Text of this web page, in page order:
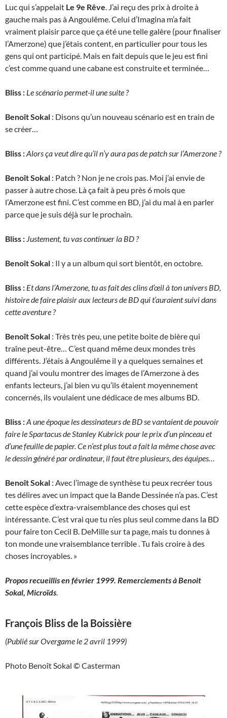
Luc qui s’appelait Le 9e Rêve. J’ai reçu des prix à droite à
gauche mais pas à Angoulême. Celui d’Imagina m’a fait
vraiment plaisir parce que ça été une telle galère (pour finaliser
l’Amerzone) que j’étais content, en particulier pour tous les
gens qui ont participé. Mais en fait depuis que le jeu est fini
c’est comme quand une cabane est construite et terminée…
Bliss : Le scénario permet-il une suite ?
Benoît Sokal : Disons qu’un nouveau scénario est en train de
se créer…
Bliss :Alors ça veut dire qu’il n’y aura pas de patch sur l’Amerzone ?
Benoît Sokal : Patch ? Non je ne crois pas. Moi j’ai envie de
passer à autre chose. Là ça fait à peu près 6 mois que
l’Amerzone est fini. C’est comme en BD, j’ai du mal à en parler
parce que je suis déjà sur le prochain.
Bliss : Justement, tu vas continuer la BD ?
Benoît Sokal : Il y a un album qui sort bientôt, en octobre.
Bliss : Et dans l’Amerzone, tu as fait des clins d’œil à ton univers BD,
histoire de faire plaisir aux lecteurs de BD qui t’auraient suivi dans
cette aventure ?
Benoît Sokal : Très très peu, une petite boite de bière qui
traîne peut-être… C’est quand même deux mondes très
différents. J’étais à Angoulême il y a quelques semaines et
quand j’ai voulu montrer des images de l’Amerzone à des
enfants lecteurs, j’ai bien vu qu’ils étaient moyennement
concernés, ils voulaient une dédicace de mes albums BD.
Bliss :A une époque les dessinateurs de BD se vantaient de pouvoir
faire le Spartacus de Stanley Kubrick pour le prix d’un pinceau et
d’une feuille de papier. Ce n’est plus tout a fait la même chose avec
le dessin généré par ordinateur, il faut être plusieurs, des équipes…
Benoît Sokal : Avec l’image de synthèse tu peux recréer tous
tes délires avec un impact que la Bande Dessinée n’a pas. C’est
cette espèce d’extra-vraisemblance des choses qui est
intéressante. C’est vrai que tu n’es plus seul comme dans la BD
pour faire ton Cecil B. DeMille sur ta page, mais tu donnes à
ton monde une vraisemblance terrible . Tu fais croire à des
choses incroyables. »
Propos recueillis en février 1999. Remerciements à Benoit
Sokal, Microïds.
François Bliss de la Boissière
(Publié sur Overgame le 2 avril 1999)
Photo Benoît Sokal © Casterman